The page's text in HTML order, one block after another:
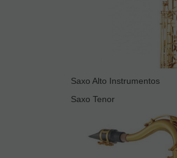
Saxo Alto Instrumentos
Saxo Tenor